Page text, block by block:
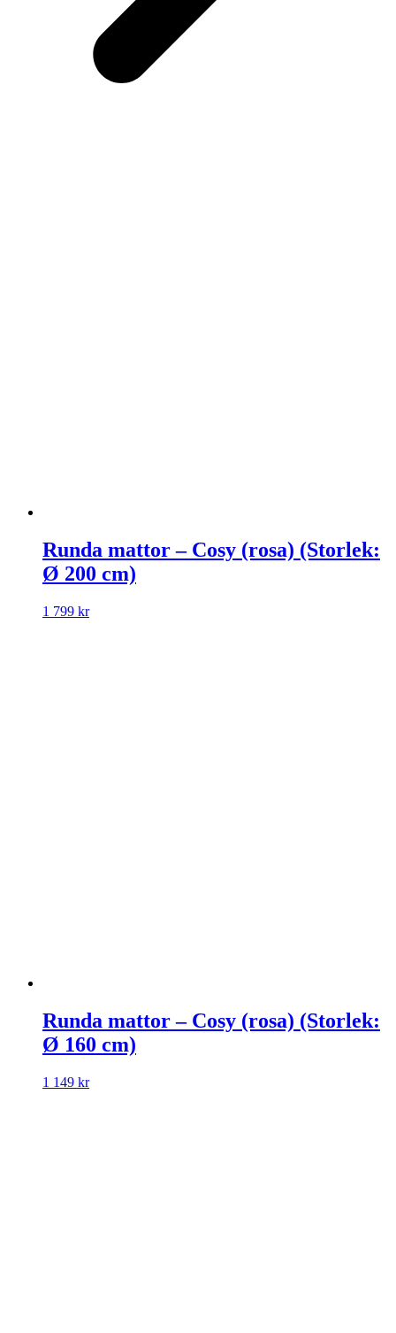
Runda mattor – Cosy (rosa) (Storlek:
Ø 200 cm)
1 799 kr
Runda mattor – Cosy (rosa) (Storlek:
Ø 160 cm)
1 149 kr